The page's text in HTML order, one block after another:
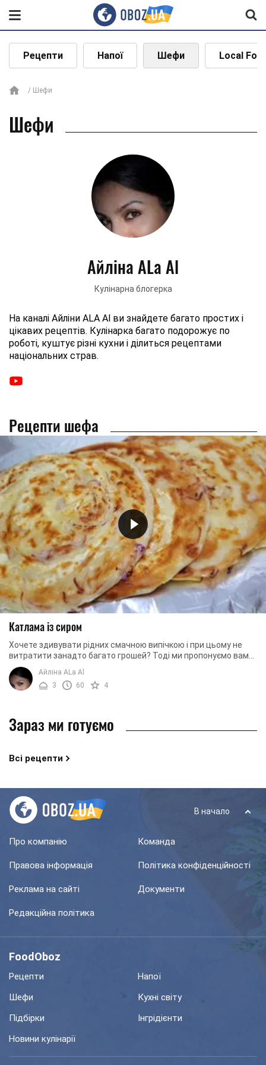
Рецепти Напої Шефи Local
Шефи
Шефи
Айліна ALa Al
Кулінарна блогерка
На каналі Айліни ALA Al ви знайдете багато простих і
цікавих рецептів. Кулінарка багато подорожує по
роботі, куштує різні кухни і ділиться рецептами
національних страв.
Рецепти шефа
Катлама із сиром
Хочете здивувати рідних смачною випічкою і при цьому не
витратити занадто багато грошей? Тоді ми пропонуємо вам
приготувати узбецьку катламу. Це ...
Айліна ALa Al
3
60 4
Зараз ми готуємо
Всі рецепти
В начало
Про компанію Команда
Правова інформація Політика конфіденційності
Реклама на сайті Документи
Редакційна політика
FoodOboz
Рецепти
Напої
Шефи
Кухні світу
Підбірки
Інгрідієнти
Новини кулінарії